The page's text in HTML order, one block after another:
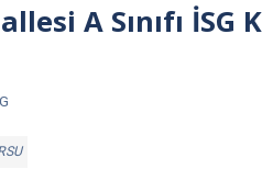
A Sınıfı İSG